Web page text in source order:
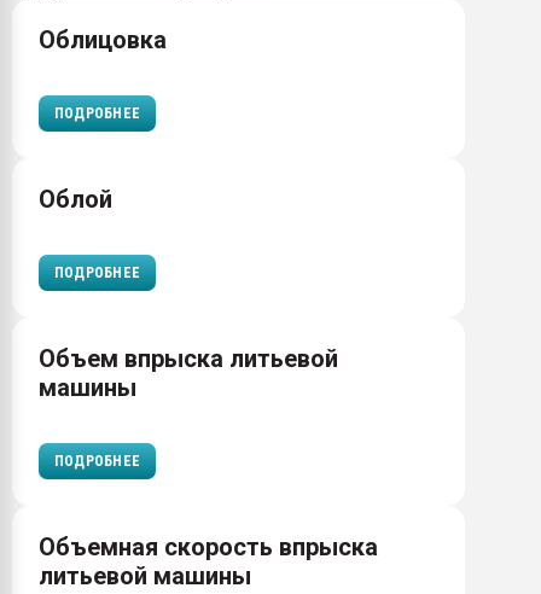
Облицовка
ПОДРОБНЕЕ
Облой
ПОДРОБНЕЕ
Объем впрыска литьевой
машины
ПОДРОБНЕЕ
Объемная скорость впрыска
литьевой машины